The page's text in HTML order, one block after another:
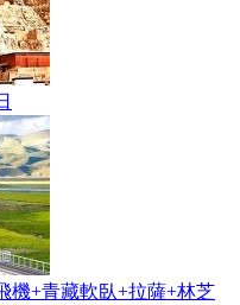
機+青藏軟臥+拉薩+林芝